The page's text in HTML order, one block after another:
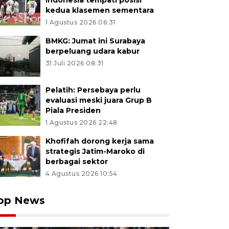
kedua klasemen sementara
1 Agustus 2026 06:31
BMKG: Jumat ini Surabaya
berpeluang udara kabur
31 Juli 2026 08:31
Pelatih: Persebaya perlu
evaluasi meski juara Grup B
Piala Presiden
1 Agustus 2026 22:48
Khofifah dorong kerja sama
strategis Jatim-Maroko di
berbagai sektor
4 Agustus 2026 10:54
News